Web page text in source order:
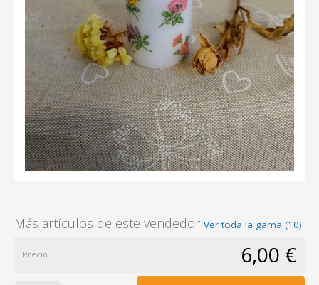
Más artículos de este vendedor Ver toda la gama (10)
Precio 6,00 €